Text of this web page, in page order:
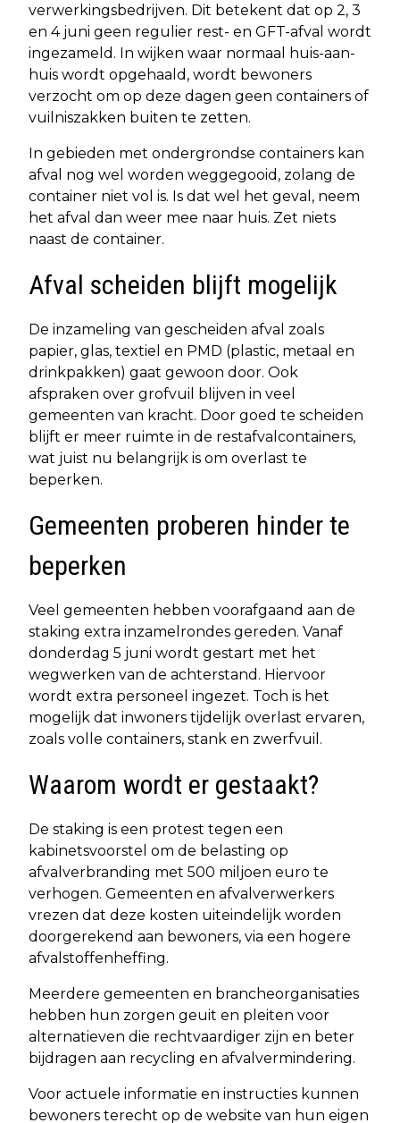
verwerkingsbedrijven. Dit betekent dat op 2, 3
en 4 juni geen regulier rest- en GFT-afval wordt
ingezameld. In wijken waar normaal huis-aan-
huis wordt opgehaald, wordt bewoners
verzocht om op deze dagen geen containers of
vuilniszakken buiten te zetten.
In gebieden met ondergrondse containers kan
afval nog wel worden weggegooid, zolang de
container niet vol is. Is dat wel het geval, neem
het afval dan weer mee naar huis. Zet niets
naast de container.
Afval scheiden blijft mogelijk
De inzameling van gescheiden afval zoals
papier, glas, textiel en PMD (plastic, metaal en
drinkpakken) gaat gewoon door. Ook
afspraken over grofvuil blijven in veel
gemeenten van kracht. Door goed te scheiden
blijft er meer ruimte in de restafvalcontainers,
wat juist nu belangrijk is om overlast te
beperken.
Gemeenten proberen hinder te
beperken
Veel gemeenten hebben voorafgaand aan de
staking extra inzamelrondes gereden. Vanaf
donderdag 5 juni wordt gestart met het
wegwerken van de achterstand. Hiervoor
wordt extra personeel ingezet. Toch is het
mogelijk dat inwoners tijdelijk overlast ervaren,
zoals volle containers, stank en zwerfvuil.
Waarom wordt er gestaakt?
De staking is een protest tegen een
kabinetsvoorstel om de belasting op
afvalverbranding met 500 miljoen euro te
verhogen. Gemeenten en afvalverwerkers
vrezen dat deze kosten uiteindelijk worden
doorgerekend aan bewoners, via een hogere
afvalstoffenheffing.
Meerdere gemeenten en brancheorganisaties
hebben hun zorgen geuit en pleiten voor
alternatieven die rechtvaardiger zijn en beter
bijdragen aan recycling en afvalvermindering.
Voor actuele informatie en instructies kunnen
bewoners terecht op de website van hun eigen